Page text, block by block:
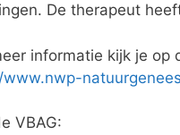
De therapeut
informatie kijk je op
VBAG: